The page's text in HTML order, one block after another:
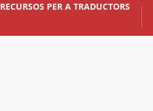
RECURSOS PER A TRADUCTORS